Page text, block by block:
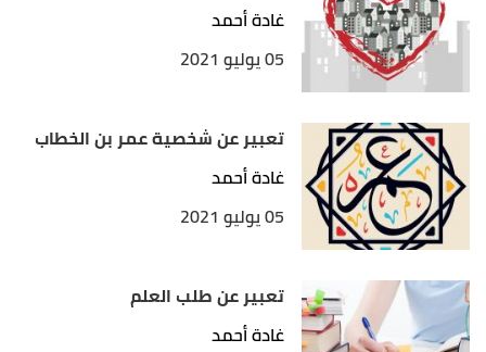
غادة أحمد
05 يوليو 2021
تعبير عن شخصية عمر بن الخطاب
غادة أحمد
05 يوليو 2021
تعبير عن طلب العلم
غادة أحمد